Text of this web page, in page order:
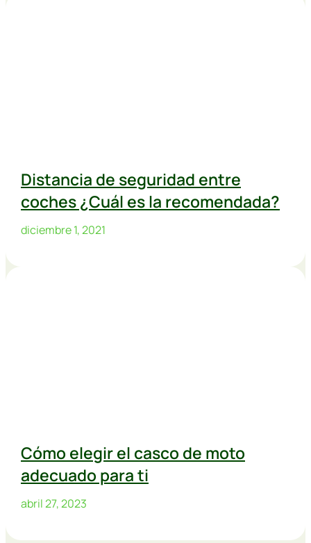
Distancia de seguridad entre
coches ¿Cuál es la recomendada?
diciembre 1, 2021
Cómo elegir el casco de moto
adecuado para ti
abril 27, 2023